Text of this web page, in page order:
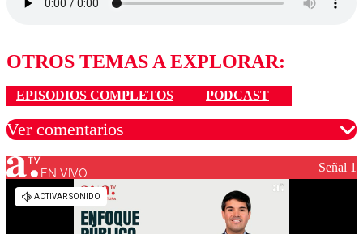
OTROS TEMAS A EXPLORAR:
EPISODIOS COMPLETOS PODCAST
Ver comentarios
Los comentarios son moderados para garantizar un
diálogo respetuoso.
EN VIVO Señal 1